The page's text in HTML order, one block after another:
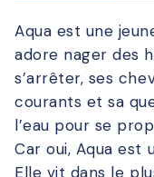
Aqua est une
adore nager des
s’arrêter, ses
courants et sa
l’eau pour se
Car oui, Aqua est
Elle vit dans le